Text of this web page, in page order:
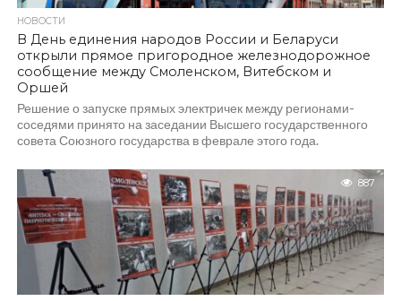
НОВОСТИ
В День единения народов России и Беларуси
открыли прямое пригородное железнодорожное
сообщение между Смоленском, Витебском и
Оршей
Решение о запуске прямых электричек между регионами-
соседями принято на заседании Высшего государственного
совета Союзного государства в феврале этого года.
887